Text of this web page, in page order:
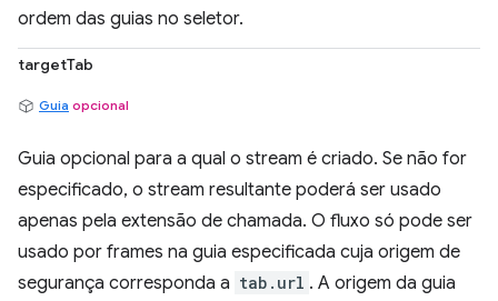
ordem das guias no seletor.
targetTab
Guia opcional
Guia opcional para a qual o stream é criado. Se não for
especificado, o stream resultante poderá ser usado
apenas pela extensão de chamada. O fluxo só pode ser
usado por frames na guia especificada cuja origem de
segurança corresponda a tab.url . A origem da guia